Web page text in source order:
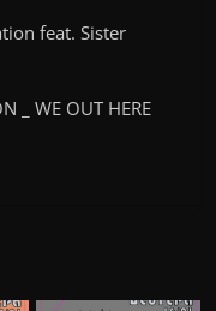
feat. Sister
_ WE OUT HERE